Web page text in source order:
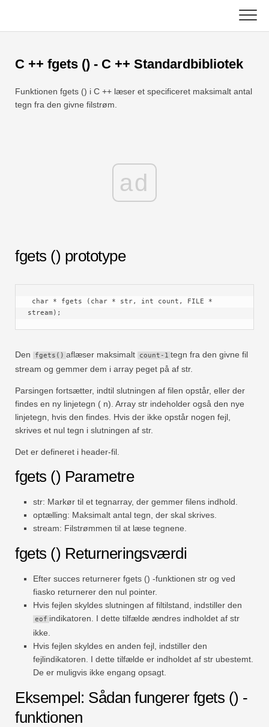
content
Diagram
Nyheder
C ++
Python
C ++ fgets () - C ++ Standardbibliotek
Funktionen fgets () i C ++ læser et specificeret maksimalt antal
tegn fra den givne filstrøm.
ad
fgets () prototype
stream);
Den fgets() aflæser maksimalt count-1 tegn fra den givne fil
stream og gemmer dem i array peget på af str.
Parsingen fortsætter, indtil slutningen af ​​filen opstår, eller der
findes en ny linjetegn ( n). Array str indeholder også den nye
linjetegn, hvis den findes. Hvis der ikke opstår nogen fejl,
skrives et nul tegn i slutningen af ​​str.
Det er defineret i header-fil.
fgets () Parametre
str: Markør til et tegnarray, der gemmer filens indhold.
optælling: Maksimalt antal tegn, der skal skrives.
stream: Filstrømmen til at læse tegnene.
fgets () Returneringsværdi
Efter succes returnerer fgets () -funktionen str og ved
fiasko returnerer den nul pointer.
Hvis fejlen skyldes slutningen af ​​filtilstand, indstiller den
eof indikatoren. I dette tilfælde ændres indholdet af str
ikke.
Hvis fejlen skyldes en anden fejl, indstiller den
fejlindikatoren. I dette tilfælde er indholdet af str ubestemt.
De er muligvis ikke engang opsagt.
Eksempel: Sådan fungerer fgets () -
funktionen